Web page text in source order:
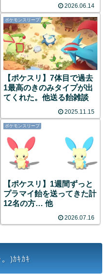
2026.06.14
ポケモンスリープ
【ポケスリ】7体目で過去
1最高のきのみタイプが出
てくれた。他送る飴雑談
2025.11.15
ポケモンスリープ
【ポケスリ】1週間ずっと
プラマイ飴を送ってきた計
12名の方… 他
2026.07.16
)ｶｷｶｷ